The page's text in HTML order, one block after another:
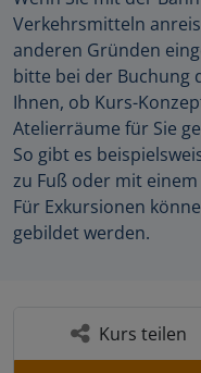
Verkehrsmitteln
anderen Gründen
bitte bei der Buchung
Ihnen, ob Kurs-
Atelierräume für Sie
So gibt es
zu Fuß oder mit
Für Exkursionen
gebildet werden.
Kurs teilen